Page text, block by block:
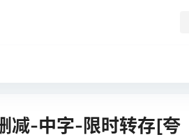
减-中字-限时转存[夸